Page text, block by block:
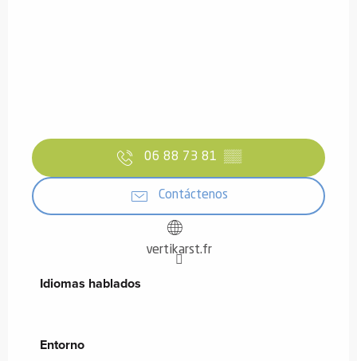
06 88 73 81 ▒▒
Contáctenos
vertikarst.fr
Idiomas hablados
Idiomas hablados
Entorno
Entorno